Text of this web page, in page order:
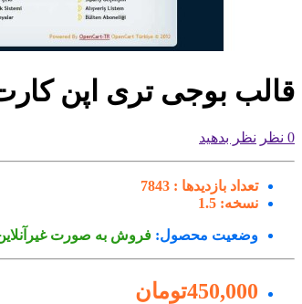
قالب بوجی تری اپن کارت
0 نظر نظر بدهید
تعداد بازدیدها : 7843
نسخه: 1.5
وضعیت محصول: فروش به صورت
450,000تومان